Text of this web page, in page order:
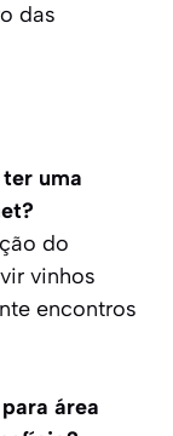
das
uma
do
vinhos
encontros
área